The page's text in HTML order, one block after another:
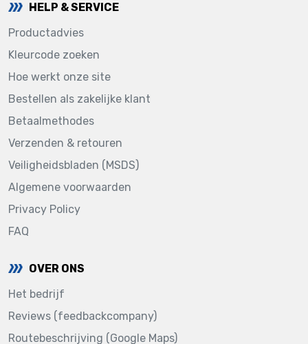
HELP & SERVICE
Productadvies
Kleurcode zoeken
Hoe werkt onze site
Bestellen als zakelijke klant
Betaalmethodes
Verzenden & retouren
Veiligheidsbladen (MSDS)
Algemene voorwaarden
Privacy Policy
FAQ
OVER ONS
Het bedrijf
Reviews (feedbackcompany)
Routebeschrijving (Google Maps)